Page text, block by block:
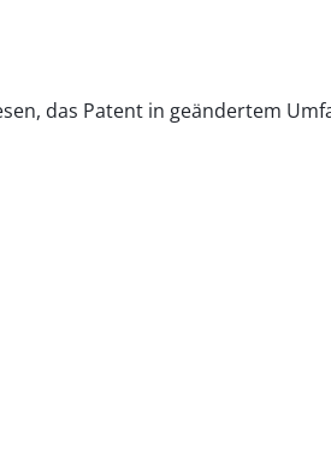
das Patent in geändertem